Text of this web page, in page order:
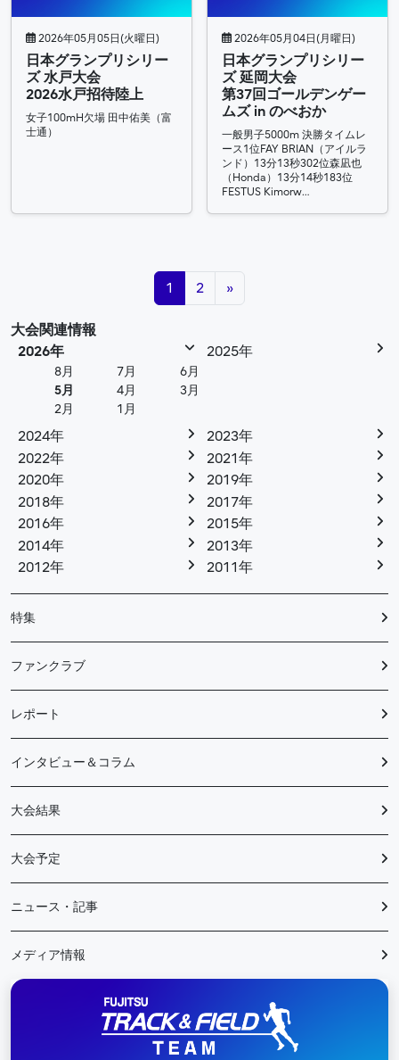
2026年05月05日(火曜日)
日本グランプリシリー
ズ 水戸大会
2026水戸招待陸上
女子100mH欠場 田中佑美（富
士通）
2026年05月04日(月曜日)
日本グランプリシリー
ズ 延岡大会
第37回ゴールデンゲー
ムズ in のべおか
一般男子5000m 決勝タイムレ
ース1位FAY BRIAN（アイルラ
ンド）13分13秒302位森凪也
（Honda）13分14秒183位
FESTUS Kimorw…
投稿ナビゲーション
1 2 »
大会関連情報
2026年
8月 7月
6月
5月
4月
3月
2月
1月
2025年
2024年
2023年
2022年
2021年
2020年
2019年
2018年
2017年
2016年
2015年
2014年
2013年
2012年
2011年
特集
ファンクラブ
レポート
インタビュー＆コラム
大会結果
大会予定
ニュース・記事
メディア情報